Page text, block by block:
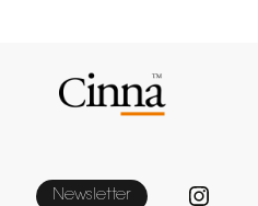
Newsletter